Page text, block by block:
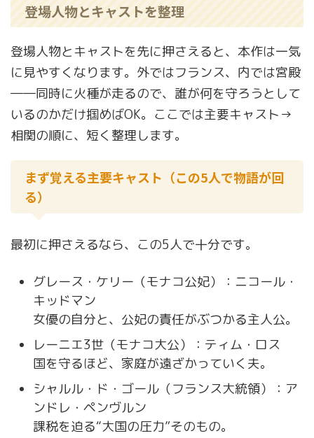
登場人物とキャストを整理
登場人物とキャストを先に押さえると、本作は一気
に見やすくなります。外ではフランス、内では宮殿
――同時に火種が走るので、誰が何を守ろうとして
いるのかだけ掴めばOK。ここでは主要キャスト→
相関の順に、短く整理します。
まず覚える主要キャスト（この5人で物語が回
る）
最初に押さえるなら、この5人で十分です。
グレース・ケリー（モナコ公妃）：ニコール・
キッドマン
女優の自分と、公妃の責任がぶつかる主人公。
レーニエ3世（モナコ大公）：ティム・ロス
国を守るほど、家庭が遠ざかっていく夫。
シャルル・ド・ゴール（フランス大統領）：ア
ンドレ・ペンヴルン
課税を迫る“大国の圧力”そのもの。